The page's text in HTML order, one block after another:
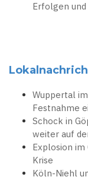
Erfolgen
Wuppertal
Festnahme
Schock in
weiter auf
Explosion
Krise
Köln-Niehl